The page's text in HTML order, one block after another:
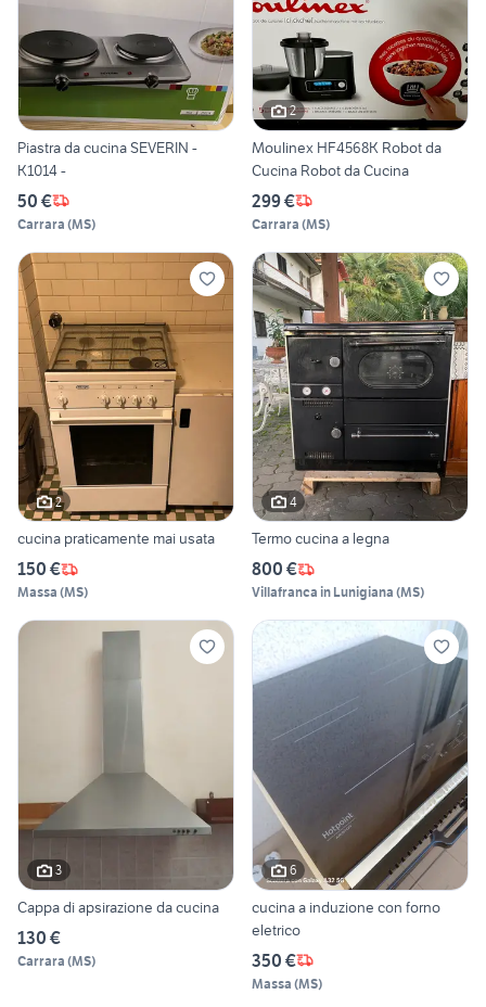
Piastra da cucina SEVERIN -
K1014 -
50 €
Carrara (MS)
2
Moulinex HF4568K Robot da
Cucina Robot da Cucina
299 €
Carrara (MS)
2
cucina praticamente mai usata
150 €
Massa (MS)
4
Termo cucina a legna
800 €
Villafranca in Lunigiana (MS)
3
Cappa di apsirazione da cucina
130 €
Carrara (MS)
6
cucina a induzione con forno
eletrico
350 €
Massa (MS)